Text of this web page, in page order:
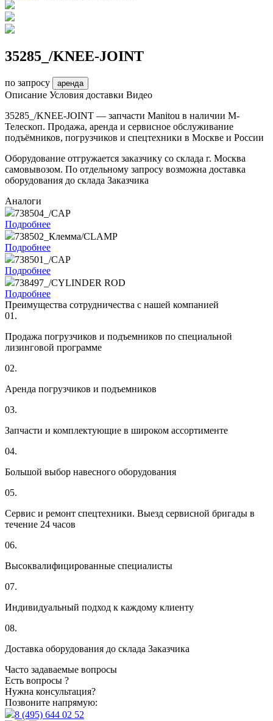
35285_/KNEE-JOINT
по запросу аренда
Описание Условия доставки Видео
35285_/KNEE-JOINT — запчасти Manitou в наличии М-
Телескоп. Продажа, аренда и сервисное обслуживание
подъёмников, погрузчиков и спецтехники в Москве и России
Оборудование отгружается заказчику со склада г. Москва
самовывозом. По отдельному запросу возможна доставка
оборудования до склада Заказчика
Аналоги
738504_/CAP
Подробнее
738502_Клемма/CLAMP
Подробнее
738501_/CAP
Подробнее
738497_/CYLINDER ROD
Подробнее
Преимущества сотрудничества с нашей компанией
01.
Продажа погрузчиков и подъемников по специальной
лизинговой программе
02.
Аренда погрузчиков и подъемников
03.
Запчасти и комплектующие в широком ассортименте
04.
Большой выбор навесного оборудования
05.
Сервис и ремонт спецтехники. Выезд сервисной бригады в
течение 24 часов
06.
Высоквалифицированные специалисты
07.
Индивидуальный подход к каждому клиенту
08.
Доставка оборудования до склада Заказчика
Часто задаваемые вопросы
Есть вопросы ?
Нужна консультация?
Позвоните напрямую:
8 (495) 644 02 52